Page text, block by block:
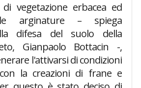
vegetazione erbacea ed
arginature – spiega
difesa del suolo della
Gianpaolo Bottacin -,
l'attivarsi di condizioni
la creazioni di frane e